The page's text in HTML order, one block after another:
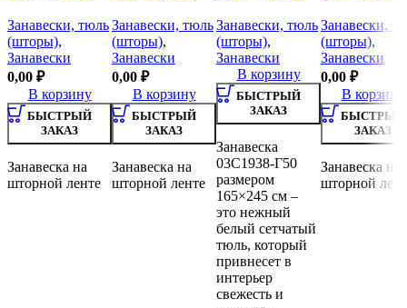
Занавески, тюль
(шторы),
Занавески
0,00 ₽
В корзину
БЫСТРЫЙ
ЗАКАЗ
Занавеска на
шторной ленте
Занавески, тюль
(шторы),
Занавески
0,00 ₽
В корзину
БЫСТРЫЙ
ЗАКАЗ
Занавеска на
шторной ленте
Занавески, тюль
(шторы),
Занавески
В корзину
БЫСТРЫЙ
ЗАКАЗ
Занавеска
03С1938-Г50
размером
165×245 см –
это нежный
белый сетчатый
тюль, который
привнесет в
интерьер
свежесть и
Занавески,
(шторы),
Занавески
0,00 ₽
В корзину
БЫСТРЫЙ
ЗАКАЗ
Занавеска на
шторной